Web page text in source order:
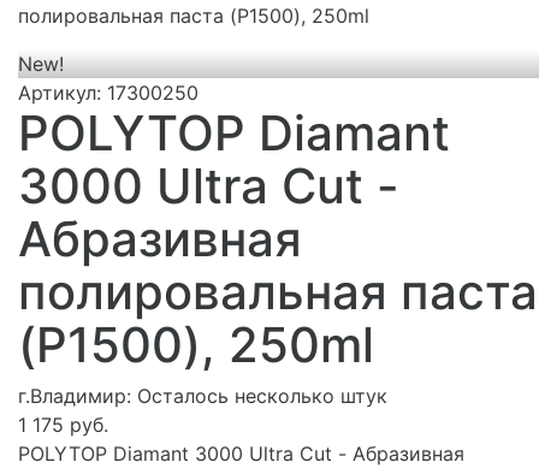
полировальная паста (P1500), 250ml
New!
Артикул: 17300250
POLYTOP Diamant
3000 Ultra Cut -
Абразивная
полировальная паста
(P1500), 250ml
г.Владимир: Осталось несколько штук
1 175 руб.
POLYTOP Diamant 3000 Ultra Cut - Абразивная